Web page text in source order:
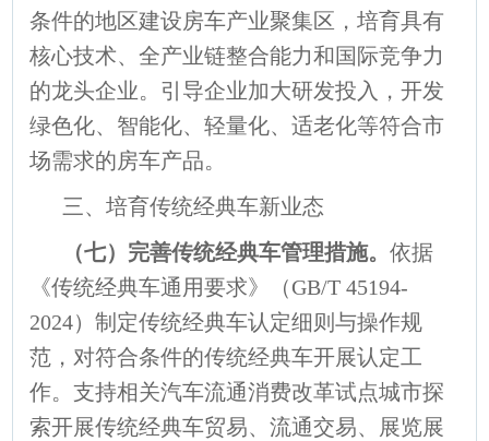
条件的地区建设房车产业聚集区，培育具有
核心技术、全产业链整合能力和国际竞争力
的龙头企业。引导企业加大研发投入，开发
绿色化、智能化、轻量化、适老化等符合市
场需求的房车产品。
三、培育传统经典车新业态
（七）完善传统经典车管理措施。依据
《传统经典车通用要求》（GB/T 45194-
2024）制定传统经典车认定细则与操作规
范，对符合条件的传统经典车开展认定工
作。支持相关汽车流通消费改革试点城市探
索开展传统经典车贸易、流通交易、展览展